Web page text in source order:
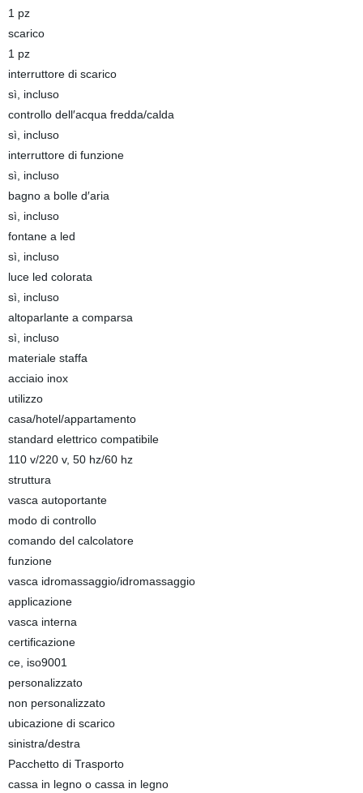
1 pz
scarico
1 pz
interruttore di scarico
sì, incluso
controllo dell′acqua fredda/calda
sì, incluso
interruttore di funzione
sì, incluso
bagno a bolle d′aria
sì, incluso
fontane a led
sì, incluso
luce led colorata
sì, incluso
altoparlante a comparsa
sì, incluso
materiale staffa
acciaio inox
utilizzo
casa/hotel/appartamento
standard elettrico compatibile
110 v/220 v, 50 hz/60 hz
struttura
vasca autoportante
modo di controllo
comando del calcolatore
funzione
vasca idromassaggio/idromassaggio
applicazione
vasca interna
certificazione
ce, iso9001
personalizzato
non personalizzato
ubicazione di scarico
sinistra/destra
Pacchetto di Trasporto
cassa in legno o cassa in legno